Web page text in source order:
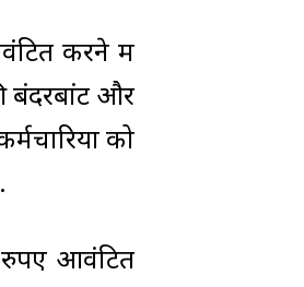
करने में
बंदरबांट और
को
रुपए आवंटित